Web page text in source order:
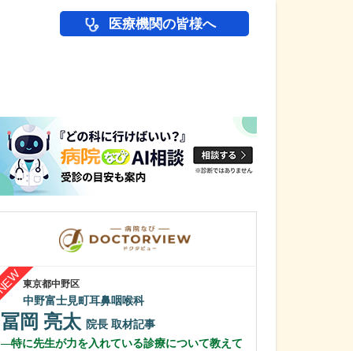
医療機関の皆様へ
東京都中野区
中野富士見町耳鼻咽喉科
冨岡 亮太 院長 取材記事
特に先生が力を入れている診療について教えて